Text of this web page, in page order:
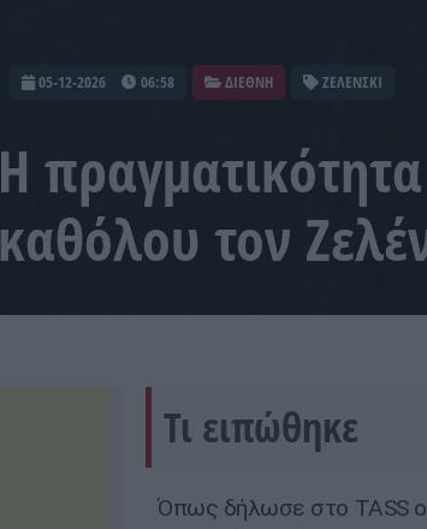
05-12-2026 06:58 ΔΙΕΘΝΗ ΖΕΛΕΝΣΚΙ
Η
καθόλου τον
Τι ειπώθηκε
Όπως δήλωσε στο TASS ο